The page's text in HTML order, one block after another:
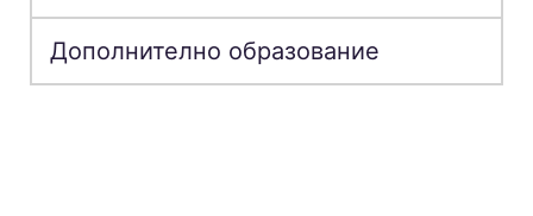
Дополнително образование